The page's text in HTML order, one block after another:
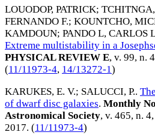
LOUODOP, PATRICK;
FERNANDO F.; KOUNTCHO,
KAMDOUN; PANDO L, CARLOS
Extreme multistability in a
PHYSICAL REVIEW E, v. 99, n.
(11/11973-4, 14/13272-1)
KARUKES, E. V.; SALUCCI, P..
of dwarf disc galaxies. Monthly
Astronomical Society, v. 465, n.
2017. (11/11973-4)